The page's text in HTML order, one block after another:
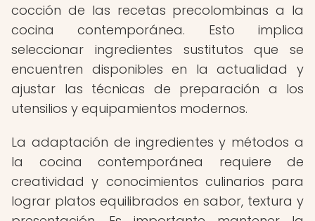
cocción de las recetas precolombinas a la
cocina contemporánea. Esto implica
seleccionar ingredientes sustitutos que se
encuentren disponibles en la actualidad y
ajustar las técnicas de preparación a los
utensilios y equipamientos modernos.
La adaptación de ingredientes y métodos a
la cocina contemporánea requiere de
creatividad y conocimientos culinarios para
lograr platos equilibrados en sabor, textura y